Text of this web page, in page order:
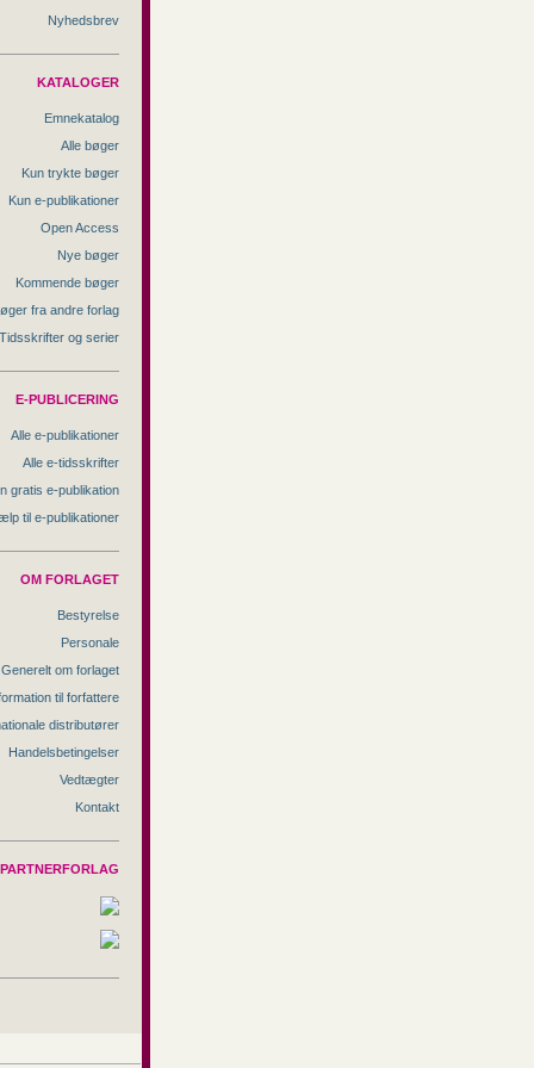
Nyhedsbrev
KATALOGER
Emnekatalog
Alle bøger
Kun trykte bøger
Kun e-publikationer
Open Access
Nye bøger
Kommende bøger
fra andre forlag
Tidsskrifter og serier
E-PUBLICERING
Alle e-publikationer
Alle e-tidsskrifter
gratis e-publikation
til e-publikationer
OM FORLAGET
Bestyrelse
Personale
Generelt om forlaget
til forfattere
distributører
Handelsbetingelser
Vedtægter
Kontakt
PARTNERFORLAG